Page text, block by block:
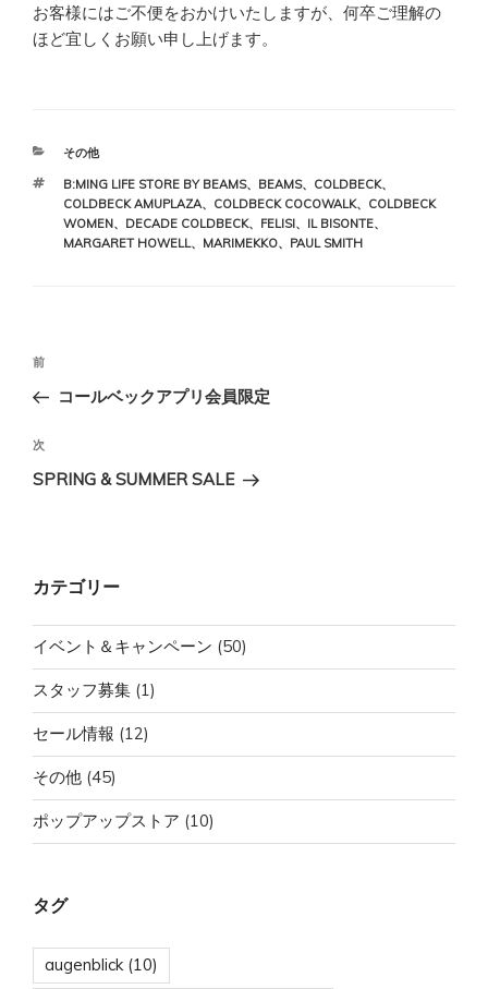
お客様にはご不便をおかけいたしますが、何卒ご理解の
ほど宜しくお願い申し上げます。
カ
ゴ
リ
ー
その他
タ
グ
B:MING LIFE STORE BY BEAMS、 BEAMS、 COLDBECK、
COLDBECK AMUPLAZA、 COLDBECK COCOWALK、
COLDBECK
WOMEN、 DECADE COLDBECK、 FELISI、 IL BISONTE、
MARGARET HOWELL、 MARIMEKKO、 PAUL SMITH
投
ナ
ビ
ゲ
ン
前
の
稿
前
コールベックアプリ会員限定
次
の
次
SPRING & SUMMER SALE
カテゴリー
イベント＆キャンペーン (50)
スタッフ募集 (1)
セール情報 (12)
その他 (45)
ポップアップストア (10)
タグ
augenblick (10)